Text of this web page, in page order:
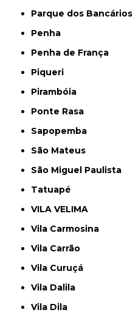
Parque dos Bancários
Penha
Penha de França
Piqueri
Pirambóia
Ponte Rasa
Sapopemba
São Mateus
São Miguel Paulista
Tatuapé
VILA VELIMA
Vila Carmosina
Vila Carrão
Vila Curuçá
Vila Dalila
Vila Dila